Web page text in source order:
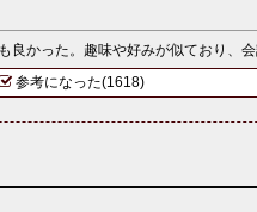
良かった。趣味や好みが似ており、
参考になった(1618)